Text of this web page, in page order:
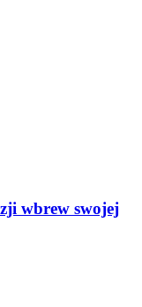
wbrew swojej